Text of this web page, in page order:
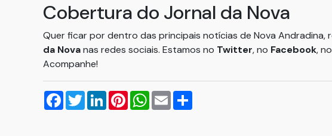
Cobertura do Jornal da Nova
Quer ficar por dentro das principais notícias de Nova Andradina,
da Novanas redes sociais. Estamos no Twitter, no Facebook, no
Acompanhe!
Facebook
TwitterLinkedInPinterestWhatsApp
Email